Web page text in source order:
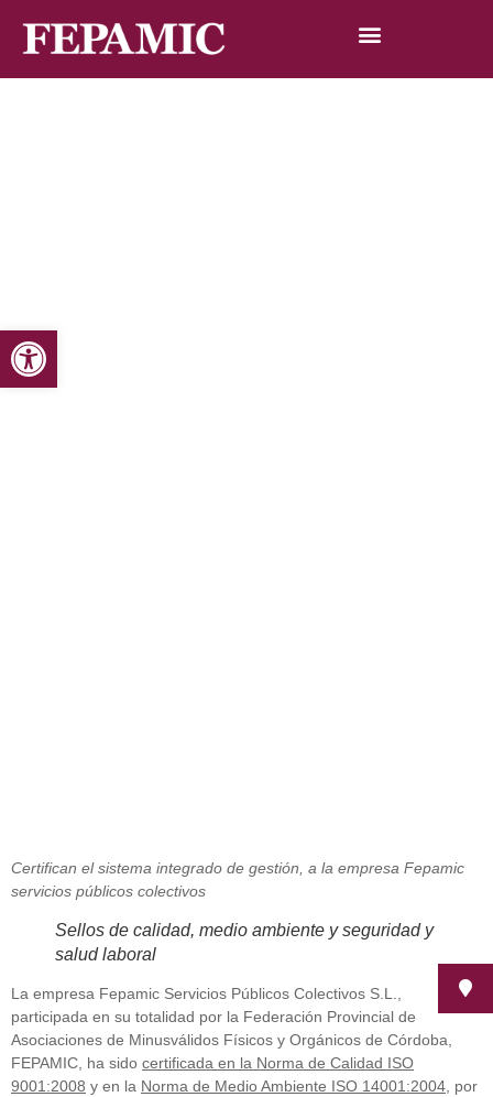
Abrir barra de herramientas
Inicio
Certifican el sistema integrado de gestión, a la empresa Fepamic
servicios públicos colectivos
Sellos de calidad, medio ambiente y seguridad y
salud laboral
La empresa Fepamic Servicios Públicos Colectivos S.L.,
participada en su totalidad por la Federación Provincial de
Asociaciones de Minusválidos Físicos y Orgánicos de Córdoba,
FEPAMIC, ha sido certificada en la Norma de Calidad ISO
9001:2008 y en la Norma de Medio Ambiente ISO 14001:2004, por